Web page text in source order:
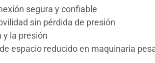
segura y confiable
sin pérdida de presión
la presión
espacio reducido en maquinaria